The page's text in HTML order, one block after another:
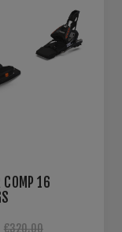
COMP 16
€320,00